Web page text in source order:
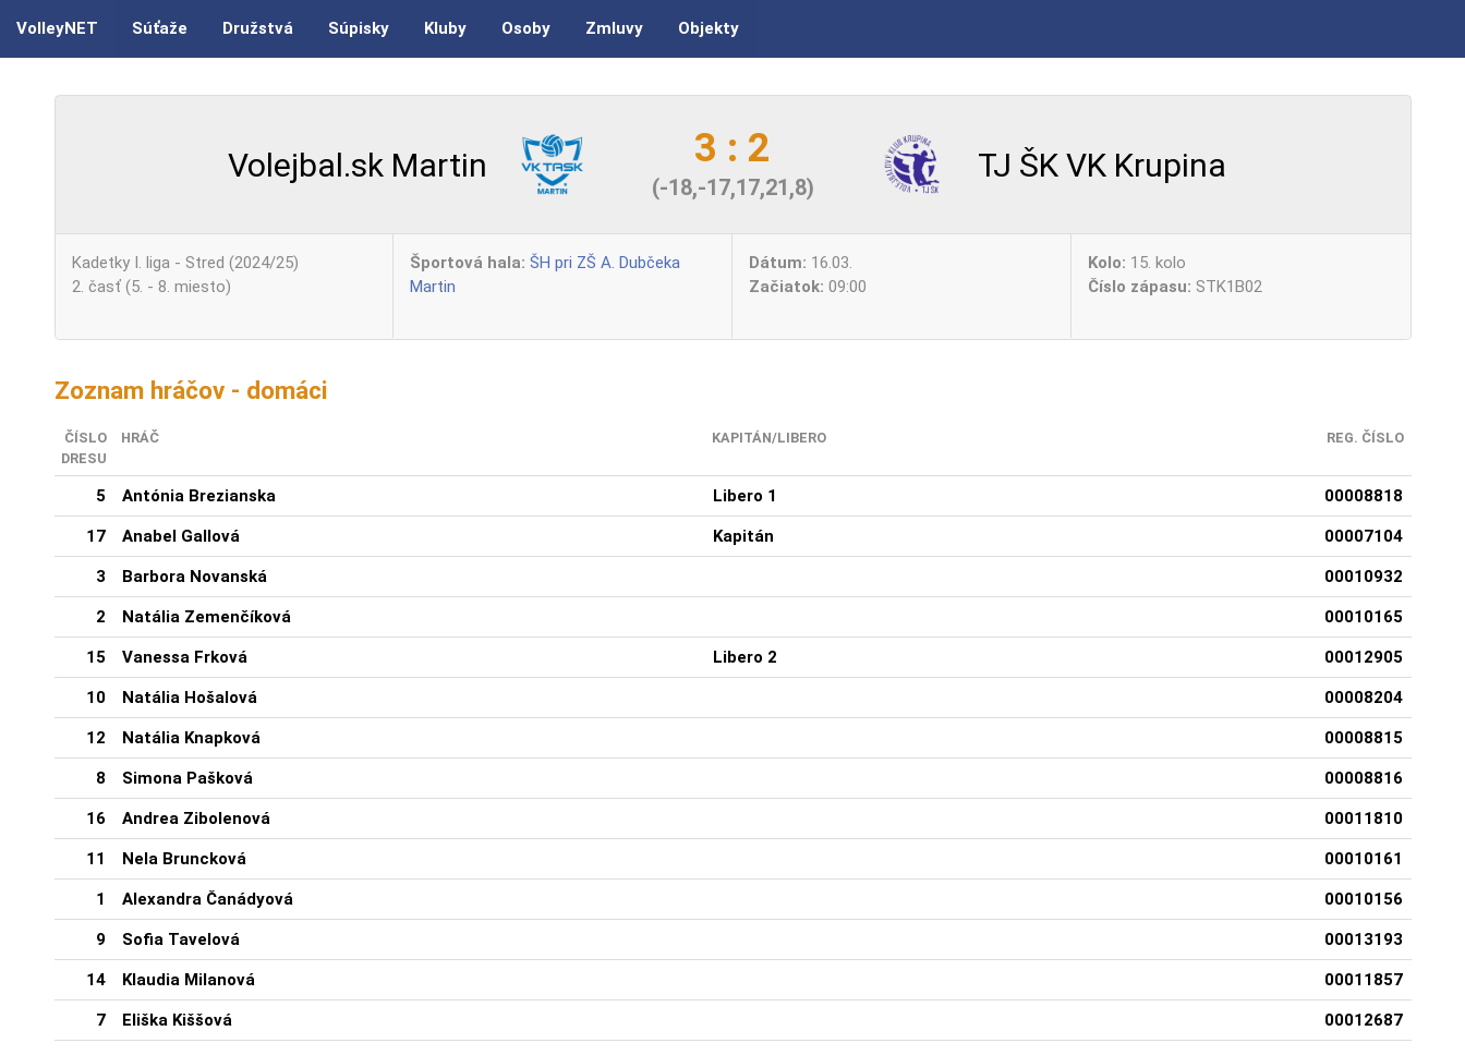
VolleyNET Súťaže Družstvá Súpisky Kluby Osoby Zmluvy Objekty
Volejbal.sk Martin 3 : 2
(-18,-17,17,21,8)
TJ ŠK VK Krupina
Kadetky I. liga - Stred (2024/25)
2. časť (5. - 8. miesto)
Športová hala: ŠH pri ZŠ A. Dubčeka
Martin
Dátum: 16.03.
Začiatok: 09:00
Kolo: 15. kolo
Číslo zápasu: STK1B02
Zoznam hráčov - domáci
ČÍSLO
DRESU
HRÁČ KAPITÁN/LIBERO REG. ČÍSLO
5 Antónia Brezianska Libero 1 00008818
17 Anabel Gallová Kapitán 00007104
3 Barbora Novanská 00010932
2 Natália Zemenčíková 00010165
15 Vanessa Frková Libero 2 00012905
10 Natália Hošalová 00008204
12 Natália Knapková 00008815
8 Simona Pašková 00008816
16 Andrea Zibolenová 00011810
11 Nela Bruncková 00010161
1 Alexandra Čanádyová 00010156
9 Sofia Tavelová 00013193
14 Klaudia Milanová 00011857
7 Eliška Kiššová 00012687